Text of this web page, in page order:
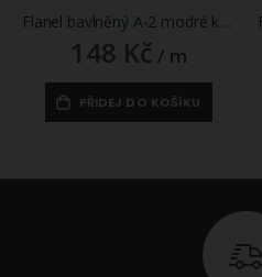
Flanel bavlněný A-2 modré káro, š.150cm (látka v metráži)
148 Kč / m
PŘIDEJ DO KOŠÍKU